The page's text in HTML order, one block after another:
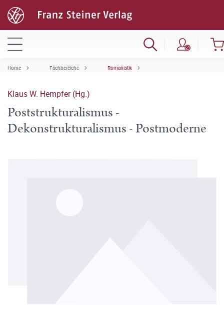
Home Fachbereiche Romanistik
Klaus W. Hempfer (Hg.)
Poststrukturalismus -
Dekonstrukturalismus - Postmoderne